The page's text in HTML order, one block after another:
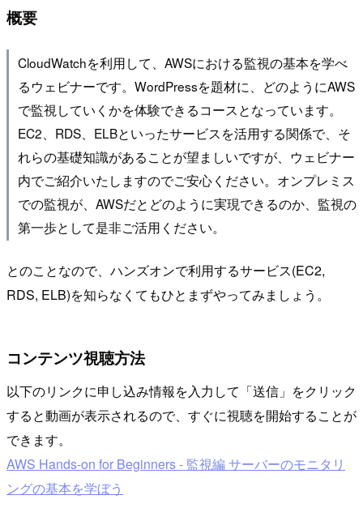
概要
CloudWatchを利用して、AWSにおける監視の基本を学べ
るウェビナーです。WordPressを題材に、どのようにAWS
で監視していくかを体験できるコースとなっています。
EC2、RDS、ELBといったサービスを活用する関係で、そ
れらの基礎知識があることが望ましいですが、ウェビナー
内でご紹介いたしますのでご安心ください。オンプレミス
での監視が、AWSだとどのように実現できるのか、監視の
第一歩として是非ご活用ください。
とのことなので、ハンズオンで利用するサービス(EC2,
RDS, ELB)を知らなくてもひとまずやってみましょう。
コンテンツ視聴方法
以下のリンクに申し込み情報を入力して「送信」をクリック
すると動画が表示されるので、すぐに視聴を開始することが
できます。
AWS Hands-on for Beginners - 監視編 サーバーのモニタリ
ングの基本を学ぼう